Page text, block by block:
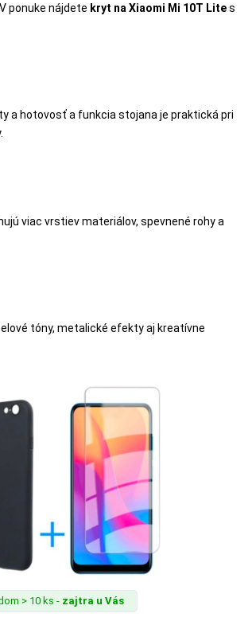
ponuke nájdete kryt na Xiaomi Mi 10T Lites
a hotovosť a funkcia stojana je praktická pri
viac vrstiev materiálov, spevnené rohy a
tóny, metalické efekty aj kreatívne
> 10 ks - zajtra u Vás